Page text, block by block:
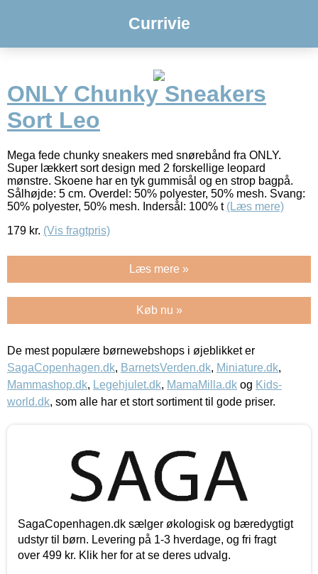
Currivie
ONLY Chunky Sneakers
Sort Leo
Mega fede chunky sneakers med snørebånd fra ONLY.
Super lækkert sort design med 2 forskellige leopard
mønstre. Skoene har en tyk gummisål og en strop bagpå.
Sålhøjde: 5 cm. Overdel: 50% polyester, 50% mesh. Svang:
50% polyester, 50% mesh. Indersål: 100% t (Læs mere)
179 kr. (Vis fragtpris)
Læs mere »
Køb nu »
De mest populære børnewebshops i øjeblikket er
SagaCopenhagen.dk, BarnetsVerden.dk, Miniature.dk,
Mammashop.dk, Legehjulet.dk, MamaMilla.dk og Kids-
world.dk, som alle har et stort sortiment til gode priser.
SagaCopenhagen.dk sælger økologisk og bæredygtigt
udstyr til børn. Levering på 1-3 hverdage, og fri fragt
over 499 kr. Klik her for at se deres udvalg.